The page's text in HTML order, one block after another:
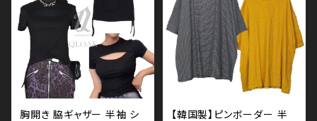
ラッグハニー drug honey
胸開き 脇ギャザー 半袖 シ
【韓国製】ピンボーダー 半